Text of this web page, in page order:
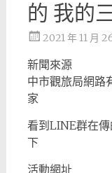
的 我的
2021 年 11 月
新聞來源
中市觀旅局網路
家
看到LINE群在
下
活動網址